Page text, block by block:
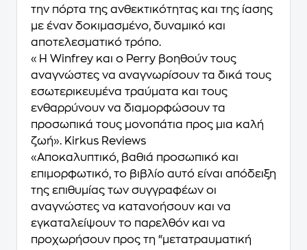
την πόρτα της ανθεκτικότητας και της ίασης
με έναν δοκιμασμένο, δυναμικό και
αποτελεσματικό τρόπο.
«Η Winfrey και ο Perry βοηθούν τους
αναγνώστες να αναγνωρίσουν τα δικά τους
εσωτερικευμένα τραύματα και τους
ενθαρρύνουν να διαμορφώσουν τα
προσωπικά τους μονοπάτια προς μια καλή
ζωή». Kirkus Reviews
«Αποκαλυπτικό, βαθιά προσωπικό και
επιμορφωτικό, το βιβλίο αυτό είναι απόδειξη
της επιθυμίας των συγγραφέων οι
αναγνώστες να κατανοήσουν και να
εγκαταλείψουν το παρελθόν και να
προχωρήσουν προς τη “μετατραυματική